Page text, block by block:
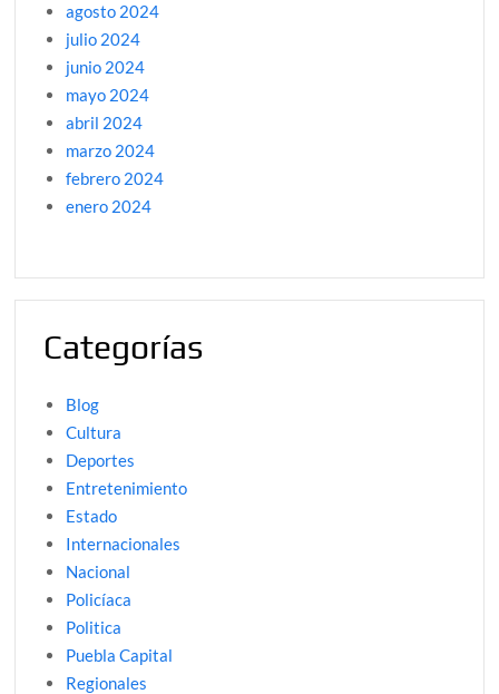
agosto 2024
julio 2024
junio 2024
mayo 2024
abril 2024
marzo 2024
febrero 2024
enero 2024
Categorías
Blog
Cultura
Deportes
Entretenimiento
Estado
Internacionales
Nacional
Policíaca
Politica
Puebla Capital
Regionales